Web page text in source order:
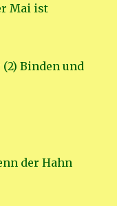
Mai ist
Binden und
der Hahn